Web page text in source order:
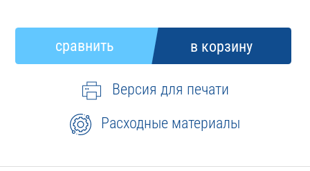
Версия для печати
Расходные материалы